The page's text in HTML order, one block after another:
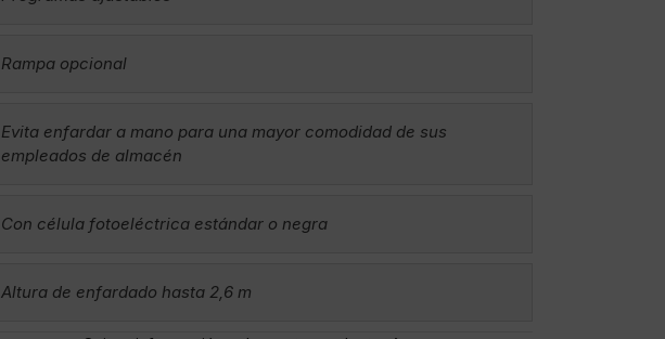
Rampa opcional
Evita enfardar a mano para una mayor comodidad de sus
empleados de almacén
Con célula fotoeléctrica estándar o negra
Altura de enfardado hasta 2,6 m